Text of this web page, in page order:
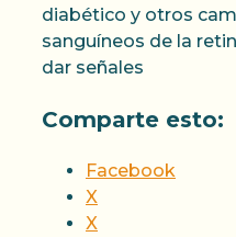
diabético y otros
sanguíneos de la
dar señales
Comparte esto:
Facebook
X
X